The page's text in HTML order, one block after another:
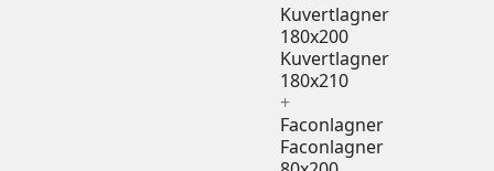
Kuvertlagner
180x200
Kuvertlagner
180x210
+
Faconlagner
Faconlagner